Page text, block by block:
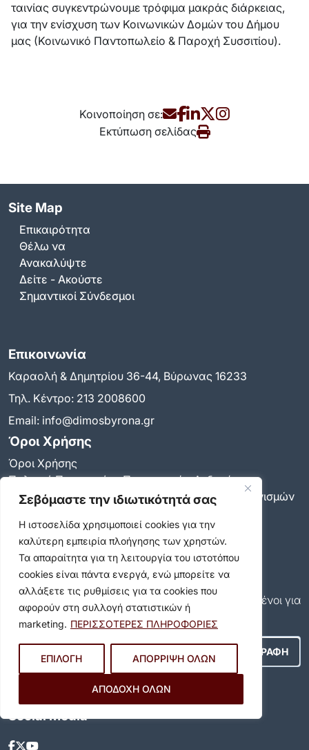
Σεβόμαστε την ιδιωτικότητά σας
Η ιστοσελίδα χρησιμοποιεί cookies για την
καλύτερη εμπειρία πλοήγησης των χρηστών.
Τα απαραίτητα για τη λειτουργία του ιστοτόπου
cookies είναι πάντα ενεργά, ενώ μπορείτε να
αλλάξετε τις ρυθμίσεις για τα cookies που
αφορούν στη συλλογή στατιστικών ή
marketing. ΠΕΡΙΣΣΟΤΕΡΕΣ ΠΛΗΡΟΦΟΡΙΕΣ
ΕΠΙΛΟΓΗ ΑΠΟΡΡΙΨΗ ΟΛΩΝ
ΑΠΟΔΟΧΗ ΟΛΩΝ
ταινίας συγκεντρώνουμε τρόφιμα μακράς διάρκειας,
για την ενίσχυση των Κοινωνικών Δομών του Δήμου
μας (Κοινωνικό Παντοπωλείο & Παροχή Συσσιτίου).
Κοινοποίηση σε:
Εκτύπωση σελίδας
Site Map
Επικαιρότητα
Θέλω να
Ανακαλύψτε
Δείτε - Ακούστε
Σημαντικοί Σύνδεσμοι
Επικοινωνία
Καραολή & Δημητρίου 36-44, Βύρωνας 16233
Τηλ. Κέντρο: 213 2008600
Email: info@dimosbyrona.gr
Όροι Χρήσης
Όροι Χρήσης
Πολιτική Προστασίας Προσωπικών Δεδομένων
Πολιτική για τη χρήση των cookies και των μηχανισμών
Δήλωση προσβασιμότητας
Ρυθμίσεις Ιδιωτικότητας
Newsletter
Εγγραφείτε και εσείς συνδρομητές στο δωρεάν
newsletter του Δήμου και μείνετε πάντα ενημερωμένοι για
όλα όσα συμβαίνουν στον δήμο μας!
Αποδέχομαι τουςΌρους Χρήσης
Social Media